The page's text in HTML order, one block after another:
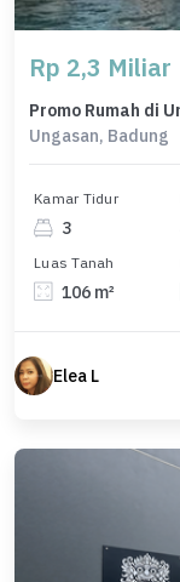
Rp 2,3 Miliar
Ungasan, Badung
Kamar Tidur
3
Luas Tanah
106 m²
Elea L